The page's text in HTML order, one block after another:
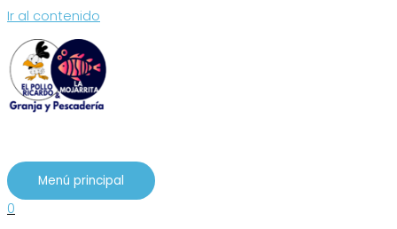
Ir al contenido
Menú principal
0